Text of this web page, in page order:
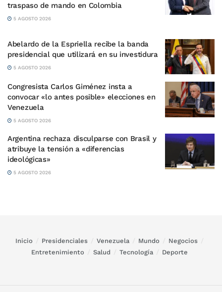
traspaso de mando en Colombia
5 AGOSTO 2026
Abelardo de la Espriella recibe la banda
presidencial que utilizará en su investidura
5 AGOSTO 2026
Congresista Carlos Giménez insta a
convocar «lo antes posible» elecciones en
Venezuela
5 AGOSTO 2026
Argentina rechaza disculparse con Brasil y
atribuye la tensión a «diferencias
ideológicas»
5 AGOSTO 2026
Inicio Presidenciales Venezuela Mundo
Negocios
Entretenimiento
Salud Tecnología Deporte